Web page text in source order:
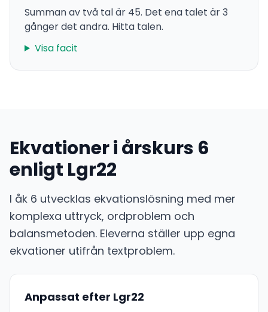
Summan av två tal är 45. Det ena talet är 3
gånger det andra. Hitta talen.
Visa facit
Ekvationer i årskurs 6
enligt Lgr22
I åk 6 utvecklas ekvationslösning med mer
komplexa uttryck, ordproblem och
balansmetoden. Eleverna ställer upp egna
ekvationer utifrån textproblem.
Anpassat efter Lgr22